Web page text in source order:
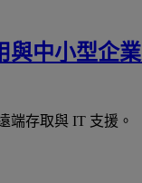
與中小型企業
端存取與 IT 支援。